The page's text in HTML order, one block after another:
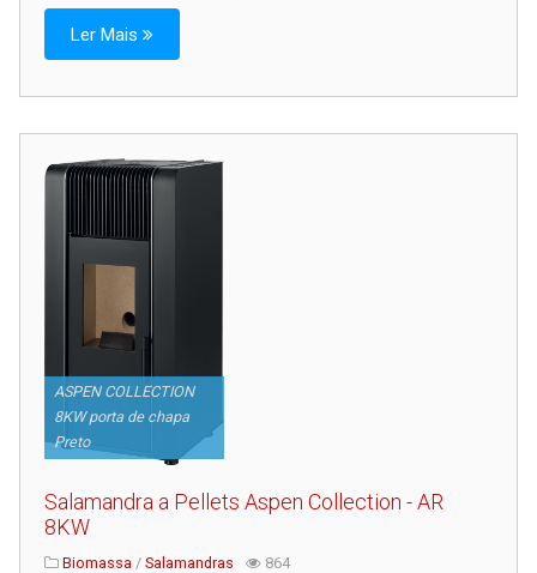
Ler Mais
ASPEN COLLECTION
8KW porta de chapa
Preto
Salamandra a Pellets Aspen Collection - AR
8KW
Biomassa / Salamandras 864